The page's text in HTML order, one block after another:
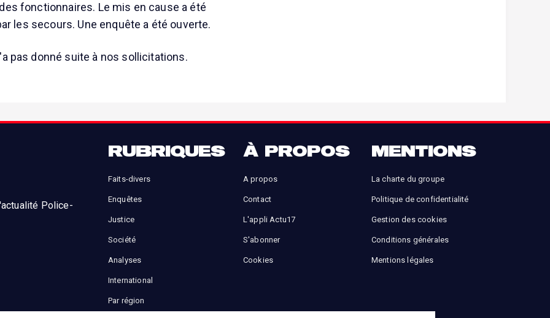
fonctionnaires. Le mis en cause a été
les secours. Une enquête a été ouverte.
pas donné suite à nos sollicitations.
Police-
RUBRIQUES
Faits-divers
Enquêtes
Justice
Société
Analyses
International
Par région
À PROPOS
A propos
Contact
L'appli Actu17
S'abonner
Cookies
MENTIONS
La charte du groupe
Politique de confidentialité
Gestion des cookies
Conditions générales
Mentions légales